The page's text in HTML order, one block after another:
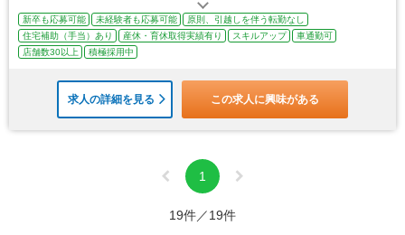
新卒も応募可能 未経験者も応募可能
原則、引越しを伴う転勤なし
住宅補助（手当）あり
産休・育休取得実績有り スキルアップ
車通勤可
店舗数30以上
積極採用中
求人の詳細を見る この求人に興味がある
1
19件／19件